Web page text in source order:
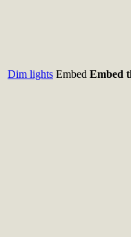
Dim lights Embed Embed